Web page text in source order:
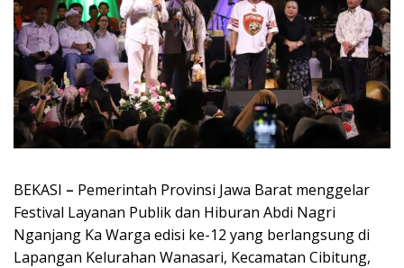
BEKASI – Pemerintah Provinsi Jawa Barat menggelar
Festival Layanan Publik dan Hiburan Abdi Nagri
Nganjang Ka Warga edisi ke-12 yang berlangsung di
Lapangan Kelurahan Wanasari, Kecamatan Cibitung,